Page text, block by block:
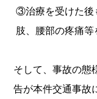
③治療を受けた後
肢、腰部の疼痛等
そして、事故の態
告が本件交通事故